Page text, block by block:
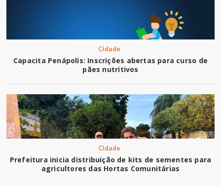
Cidade
Capacita Penápolis: Inscrições abertas para curso de
pães nutritivos
Cidade
Prefeitura inicia distribuição de kits de sementes para
agricultores das Hortas Comunitárias